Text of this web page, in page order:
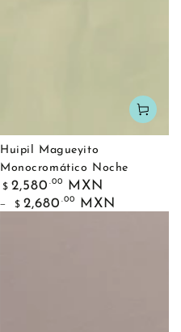
Huipil Magueyito
Monocromático Noche
Precio
regular
$ 2,580 .00 MXN
$ 2,680 .00 MXN